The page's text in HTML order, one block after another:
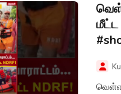
மீட்ட